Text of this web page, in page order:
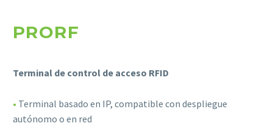
PRORF
Terminal de control de acceso RFID
• Terminal basado en IP, compatible con despliegue
autónomo o en red